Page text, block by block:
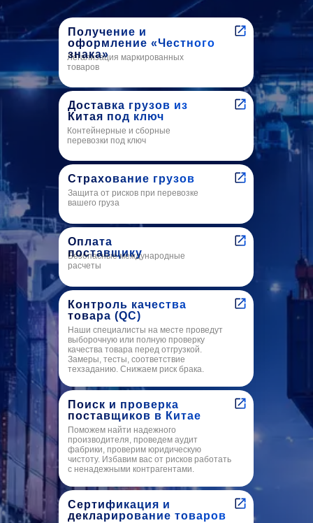
Получение и
оформление «Честного
знака»
Легализация маркированных
товаров
Доставка грузов из
Китая под ключ
Контейнерные и сборные
перевозки под ключ
Поиск и проверка
поставщиков в Китае
Поможем найти надежного
производителя, проведем аудит
фабрики, проверим юридическую
чистоту. Избавим вас от рисков работать
с ненадежными контрагентами.
Контроль качества
товара (QC)
Наши специалисты на месте проведут
выборочную или полную проверку
качества товара перед отгрузкой.
Замеры, тесты, соответствие
техзаданию. Снижаем риск брака.
Страхование грузов
Защита от рисков при перевозке
вашего груза
Оплата
поставщику
Безопасные международные
расчеты
Сертификация и
декларирование товаров